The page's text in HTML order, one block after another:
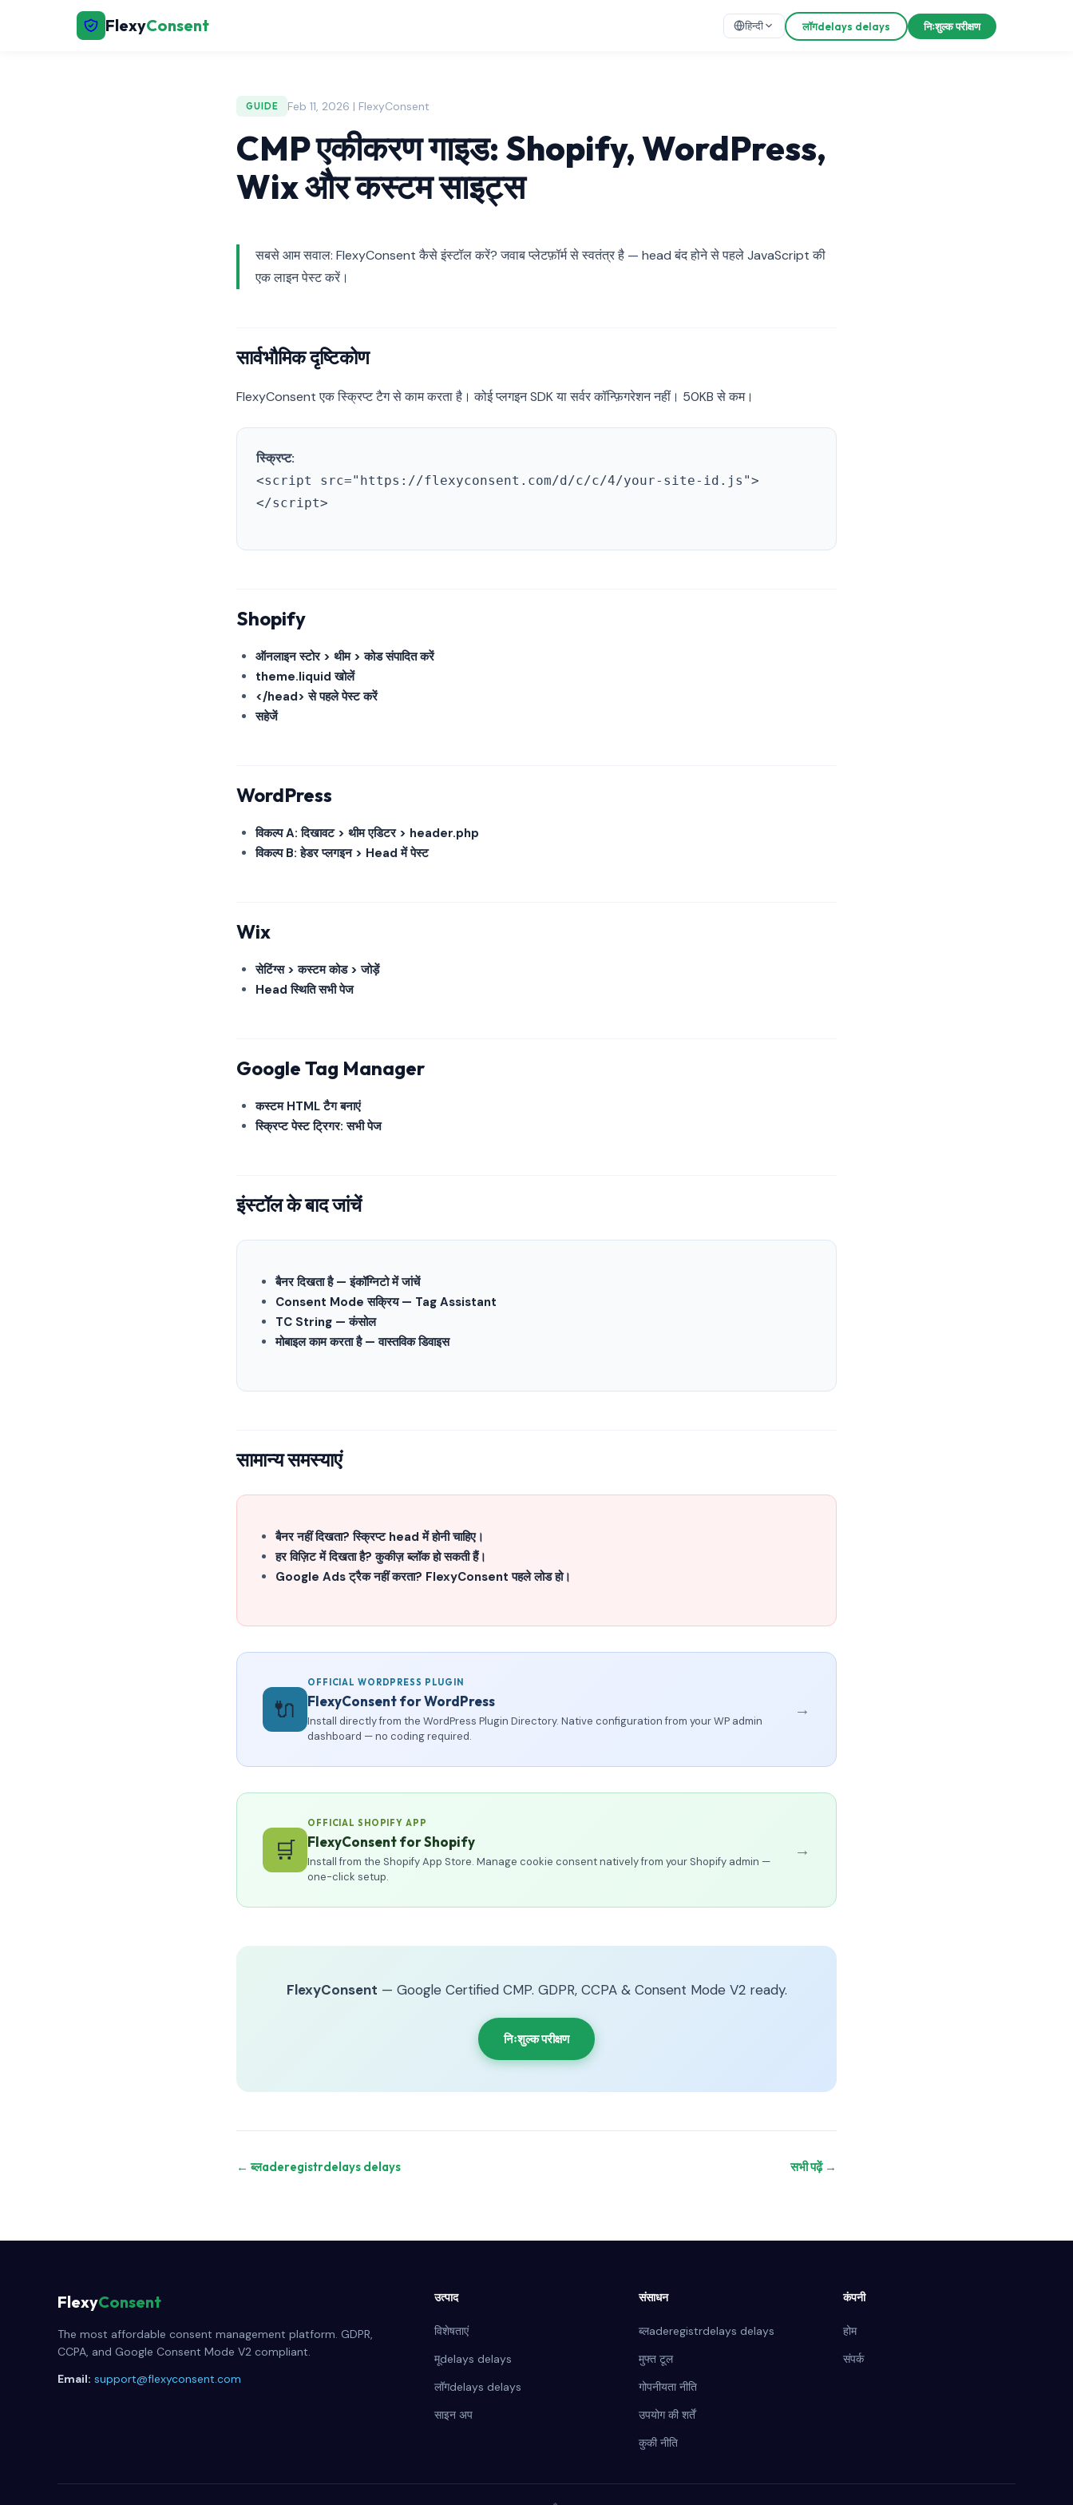
FlexyConsent हिन्दी लॉगdelays delays निःशुल्क परीक्षण
GUIDE Feb 11, 2026 | FlexyConsent
CMP एकीकरण गाइड: Shopify, WordPress,
Wix और कस्टम साइट्स
सबसे आम सवाल: FlexyConsent कैसे इंस्टॉल करें? जवाब प्लेटफ़ॉर्म से स्वतंत्र है — head बंद होने से पहले JavaScript की
एक लाइन पेस्ट करें।
सार्वभौमिक दृष्टिकोण
FlexyConsent एक स्क्रिप्ट टैग से काम करता है। कोई प्लगइन SDK या सर्वर कॉन्फ़िगरेशन नहीं। 50KB से कम।
स्क्रिप्ट:
<script src="https://flexyconsent.com/d/c/c/4/your-site-id.js">
</script>
Shopify
ऑनलाइन स्टोर > थीम > कोड संपादित करें
theme.liquid खोलें
</head> से पहले पेस्ट करें
सहेजें
WordPress
विकल्प A: दिखावट > थीम एडिटर > header.php
विकल्प B: हेडर प्लगइन > Head में पेस्ट
Wix
सेटिंग्स > कस्टम कोड > जोड़ें
Head स्थिति सभी पेज
Google Tag Manager
कस्टम HTML टैग बनाएं
स्क्रिप्ट पेस्ट ट्रिगर: सभी पेज
इंस्टॉल के बाद जांचें
बैनर दिखता है — इंकॉग्निटो में जांचें
Consent Mode सक्रिय — Tag Assistant
TC String — कंसोल
मोबाइल काम करता है — वास्तविक डिवाइस
सामान्य समस्याएं
बैनर नहीं दिखता? स्क्रिप्ट head में होनी चाहिए।
हर विज़िट में दिखता है? कुकीज़ ब्लॉक हो सकती हैं।
Google Ads ट्रैक नहीं करता? FlexyConsent पहले लोड हो।
🔌
OFFICIAL WORDPRESS PLUGIN
FlexyConsent for WordPress
Install directly from the WordPress Plugin Directory. Native configuration from your WP admin
dashboard — no coding required.
→
🛒
OFFICIAL SHOPIFY APP
FlexyConsent for Shopify
Install from the Shopify App Store. Manage cookie consent natively from your Shopify admin —
one-click setup.
→
FlexyConsent — Google Certified CMP. GDPR, CCPA & Consent Mode V2 ready.
निःशुल्क परीक्षण
← ब्लaderegistrdelays delays सभी पढ़ें →
FlexyConsent
The most affordable consent management platform. GDPR,
CCPA, and Google Consent Mode V2 compliant.
Email: support@flexyconsent.com
उत्पाद
विशेषताएं
मूdelays delays
लॉगdelays delays
साइन अप
संसाधन
ब्लaderegistrdelays delays
मुफ्त टूल
गोपनीयता नीति
उपयोग की शर्तें
कुकी नीति
कंपनी
होम
संपर्क